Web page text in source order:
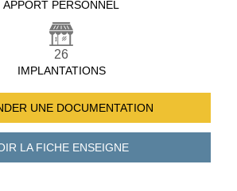
APPORT PERSONNEL
26
IMPLANTATIONS
UNE DOCUMENTATION
LA FICHEENSEIGNE